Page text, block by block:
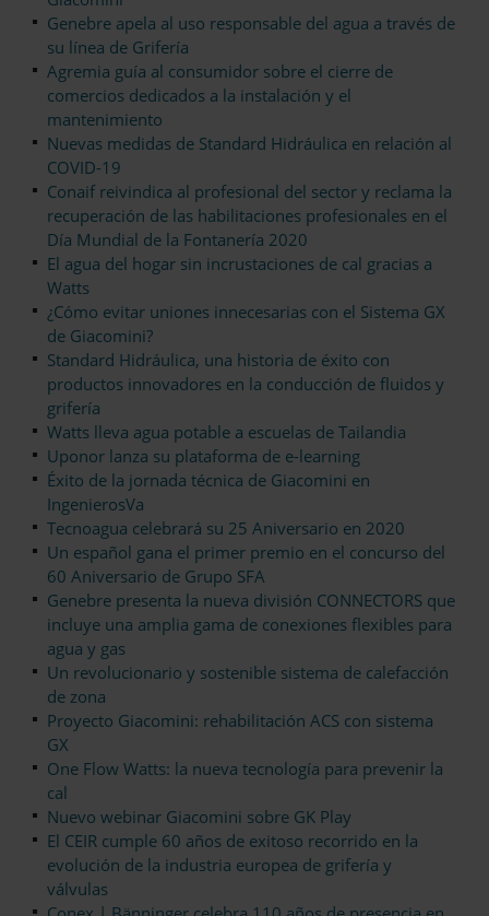
Genebre apela al uso responsable del agua a través de
su línea de Grifería
Agremia guía al consumidor sobre el cierre de
comercios dedicados a la instalación y el
mantenimiento
Nuevas medidas de Standard Hidráulica en relación al
COVID-19
Conaif reivindica al profesional del sector y reclama la
recuperación de las habilitaciones profesionales en el
Día Mundial de la Fontanería 2020
El agua del hogar sin incrustaciones de cal gracias a
Watts
¿Cómo evitar uniones innecesarias con el Sistema GX
de Giacomini?
Standard Hidráulica, una historia de éxito con
productos innovadores en la conducción de fluidos y
grifería
Watts lleva agua potable a escuelas de Tailandia
Uponor lanza su plataforma de e-learning
Éxito de la jornada técnica de Giacomini en
IngenierosVa
Tecnoagua celebrará su 25 Aniversario en 2020
Un español gana el primer premio en el concurso del
60 Aniversario de Grupo SFA
Genebre presenta la nueva división CONNECTORS que
incluye una amplia gama de conexiones flexibles para
agua y gas
Un revolucionario y sostenible sistema de calefacción
de zona
Proyecto Giacomini: rehabilitación ACS con sistema
GX
One Flow Watts: la nueva tecnología para prevenir la
cal
Nuevo webinar Giacomini sobre GK Play
El CEIR cumple 60 años de exitoso recorrido en la
evolución de la industria europea de grifería y
válvulas